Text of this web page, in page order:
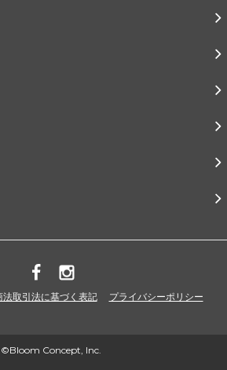
法取引法に基づく表記 プライバシーポリシー
©Bloom Concept, Inc.